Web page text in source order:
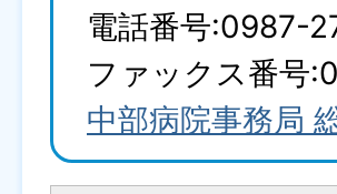
電話番号:0987-
ファックス番号
中部病院事務局